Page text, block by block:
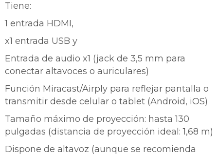
Tiene:
1 entrada HDMI,
x1 entrada USB y
Entrada de audio x1 (jack de 3,5 mm para
conectar altavoces o auriculares)
Función Miracast/Airply para reflejar pantalla o
transmitir desde celular o tablet (Android, iOS)
Tamaño máximo de proyección: hasta 130
pulgadas (distancia de proyección ideal: 1,68 m)
Dispone de altavoz (aunque se recomienda